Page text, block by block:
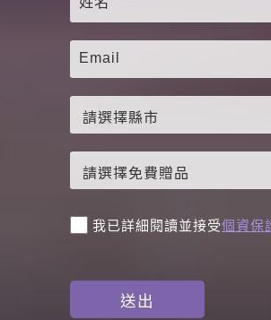
我已詳細閱讀並接受個資保